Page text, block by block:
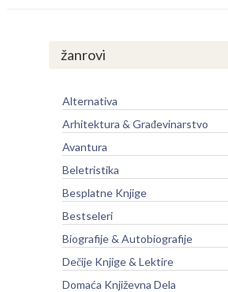
žanrovi
Alternativa
Arhitektura & Građevinarstvo
Avantura
Beletristika
Besplatne Knjige
Bestseleri
Biografije & Autobiografije
Dečije Knjige & Lektire
Domaća Književna Dela